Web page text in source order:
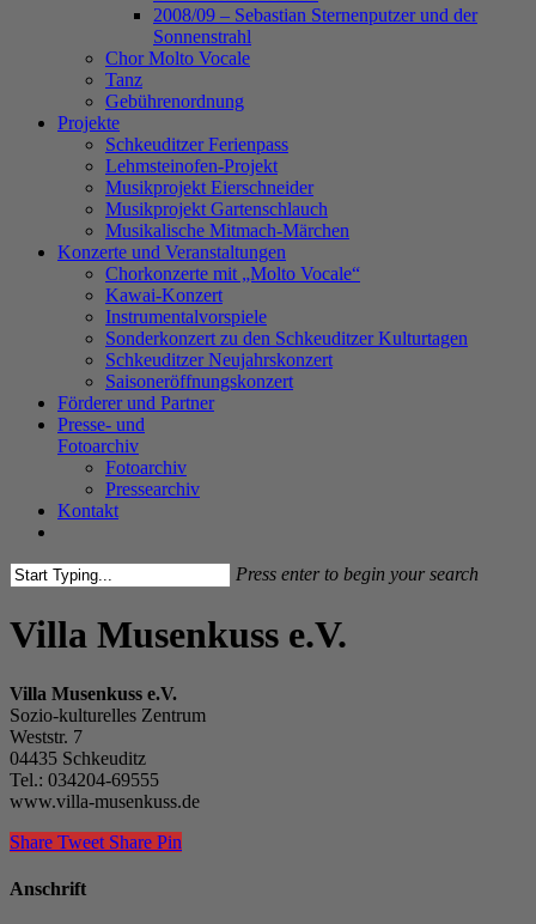
2008/09 – Sebastian Sternenputzer und der
Sonnenstrahl
Chor Molto Vocale
Tanz
Gebührenordnung
Projekte
Schkeuditzer Ferienpass
Lehmsteinofen-Projekt
Musikprojekt Eierschneider
Musikprojekt Gartenschlauch
Musikalische Mitmach-Märchen
Konzerte und Veranstaltungen
Chorkonzerte mit „Molto Vocale“
Kawai-Konzert
Instrumentalvorspiele
Sonderkonzert zu den Schkeuditzer Kulturtagen
Schkeuditzer Neujahrskonzert
Saisoneröffnungskonzert
Förderer und Partner
Presse- und
Fotoarchiv
Fotoarchiv
Pressearchiv
Kontakt
Press enter to begin your search
Search
Villa Musenkuss e.V.
Villa Musenkuss e.V.
Sozio-kulturelles Zentrum
Weststr. 7
04435 Schkeuditz
Tel.: 034204-69555
www.villa-musenkuss.de
Share Tweet Share Pin
Anschrift